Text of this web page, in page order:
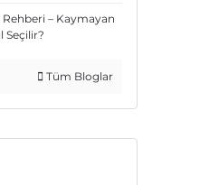
– Kaymayan
Seçilir?
Tüm Bloglar